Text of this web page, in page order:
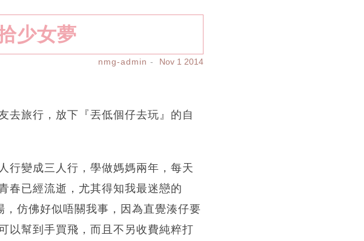
少女夢
nmg-admin Nov 1 2014
去旅行，放下『丟低個仔去玩』的自
行變成三人行，學做媽媽兩年，每天
春已經流逝，尤其得知我最迷戀的
仿佛好似唔關我事，因為直覺湊仔要
以幫到手買飛，而且不另收費純粹打